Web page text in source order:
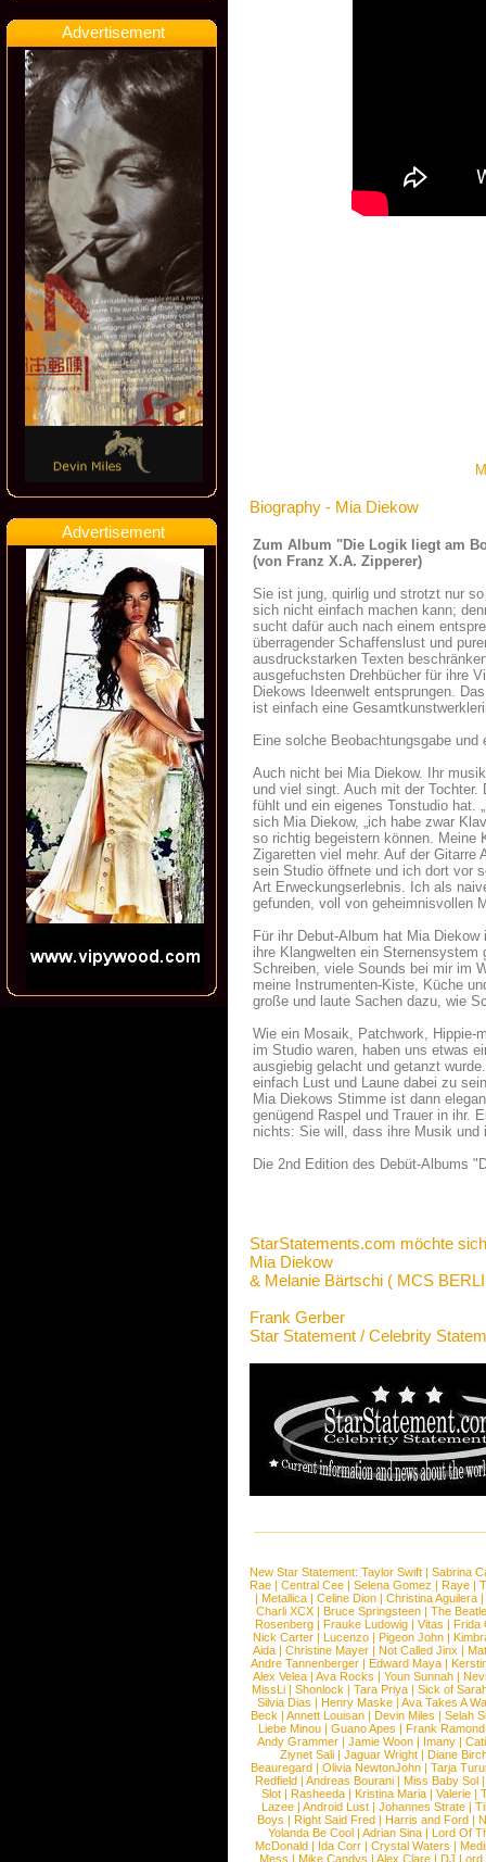
Advertisement
Advertisement
Biography - Mia Diekow
Zum Album "Die Logik liegt am
(von Franz X.A. Zipperer)
Sie ist jung, quirlig und strotzt nur
sich nicht einfach machen kann;
sucht dafür auch nach einem
überragender Schaffenslust und
ausdruckstarken Texten
ausgefuchsten Drehbücher für ihre
Diekows Ideenwelt entsprungen.
ist einfach eine
Eine solche Beobachtungsgabe
Auch nicht bei Mia Diekow. Ihr
und viel singt. Auch mit der
fühlt und ein eigenes Tonstudio hat.
sich Mia Diekow, „ich habe zwar
so richtig begeistern können. Meine
Zigaretten viel mehr. Auf der Gitarre
sein Studio öffnete und ich dort vor
Art Erweckungserlebnis. Ich als
gefunden, voll von geheimnisvollen
Für ihr Debut-Album hat Mia
ihre Klangwelten ein
Schreiben, viele Sounds bei mir im
meine Instrumenten-Kiste, Küche
große und laute Sachen dazu, wie
Wie ein Mosaik, Patchwork, Hippie-
im Studio waren, haben uns etwas
ausgiebig gelacht und getanzt
einfach Lust und Laune dabei zu
Mia Diekows Stimme ist dann
genügend Raspel und Trauer in ihr.
nichts: Sie will, dass ihre Musik
Die 2nd Edition des Debüt-Albums
StarStatements.com möchte
Mia Diekow
& Melanie Bärtschi ( MCS
Frank Gerber
Star Statement / Celebrity
New Star Statement: Taylor Swift | Sabrina
Rae |Central Cee |Selena Gomez |Raye |
| Metallica | Celine Dion | Christina Aguilera |
Charli XCX |Bruce Springsteen |The
Rosenberg | Frauke Ludowig | Vitas | Frida
Nick Carter | Lucenzo | Pigeon John |
Aida |Christine Mayer |Not Called Jinx |
Andre Tannenberger | Edward Maya |
Alex Velea | Ava Rocks | Youn Sunnah |
MissLi | Shonlock | Tara Priya | Sick of
Silvia Dias |Henry Maske |Ava Takes A
Beck |Annett Louisan |Devin Miles |Selah
Liebe Minou |Guano Apes |Frank Ramond
Andy Grammer |Jamie Woon | Imany |
Ziynet Sali |Jaguar Wright |Diane
Beauregard |Olivia NewtonJohn |Tarja
Redfield | Andreas Bourani | Miss Baby Sol
Slot | Rasheeda | Kristina Maria | Valerie |
Lazee | Android Lust | Johannes Strate |
Boys | Right Said Fred | Harris and Ford |
Yolanda Be Cool |Adrian Sina |Lord Of
McDonald | Ida Corr |Crystal Waters |
Mess | Mike Candys | Alex Clare | DJ Lord